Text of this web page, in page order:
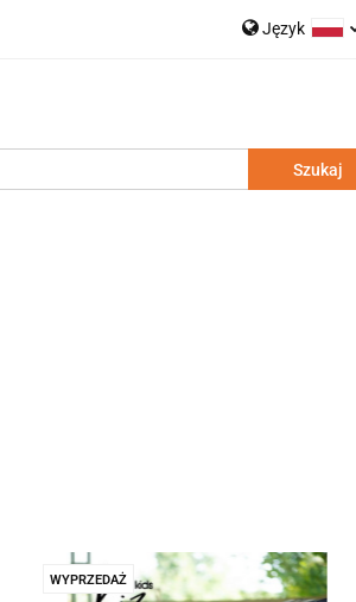
Język
Zestawy rodzinne
WYPRZEDAŻ